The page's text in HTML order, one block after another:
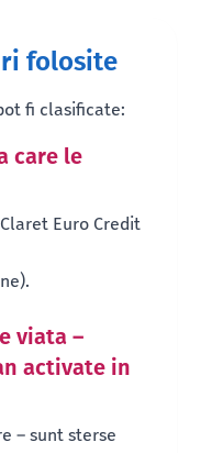
folosite
fi clasificate:
care le
Euro Credit
viata –
activate in
– sunt sterse